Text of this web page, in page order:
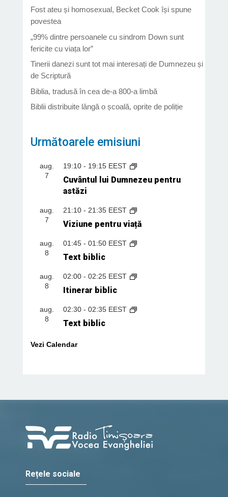
Fost ateu și homosexual, Becket Cook își spune
povestea
„99% dintre persoanele cu sindrom Down sunt
fericite cu viața lor”
Tinerii danezi sunt tot mai interesați de Dumnezeu și
de Scriptură
Biblia, tradusă în cea de-a 800-a limbă
Biblii distribuite lângă o școală, oprite de poliție
Următoarele emisiuni
aug.
7
19:10- 19:15 EEST
Cuvântul lui Dumnezeu pentru
astăzi
aug.
7
21:10- 21:35 EEST
Viziune pentru viață
aug.
8
01:45- 01:50 EEST
Text biblic
aug.
8
02:00- 02:25 EEST
Itinerar biblic
aug.
8
02:30- 02:35 EEST
Text biblic
Vezi Calendar
Rețele sociale